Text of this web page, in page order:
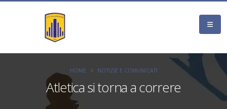
Atletica si torna a correre
HOME NOTIZIE E COMUNICATI